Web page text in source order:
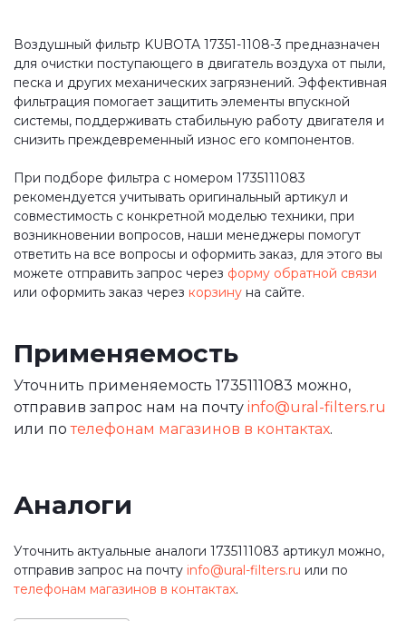
Воздушный фильтр KUBOTA 17351-1108-3 предназначен
для очистки поступающего в двигатель воздуха от пыли,
песка и других механических загрязнений. Эффективная
фильтрация помогает защитить элементы впускной
системы, поддерживать стабильную работу двигателя и
снизить преждевременный износ его компонентов.
При подборе фильтра с номером 1735111083
рекомендуется учитывать оригинальный артикул и
совместимость с конкретной моделью техники, при
возникновении вопросов, наши менеджеры помогут
ответить на все вопросы и оформить заказ, для этого вы
можете отправить запрос через форму обратной связи
или оформить заказ через корзину на сайте.
Применяемость
Уточнить применяемость 1735111083 можно,
отправив запрос нам на почту info@ural-filters.ru
или потелефонам магазинов в контактах.
Аналоги
Уточнить актуальные аналоги 1735111083 артикул можно,
отправив запрос на почту info@ural-filters.ru или по
телефонам магазинов в контактах.